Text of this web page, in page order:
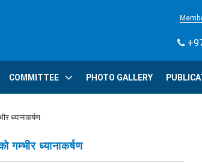
COMMITTEE PHOTO GALLERY
ध्यानाकर्षण
गम्भीर ध्यानाकर्षण